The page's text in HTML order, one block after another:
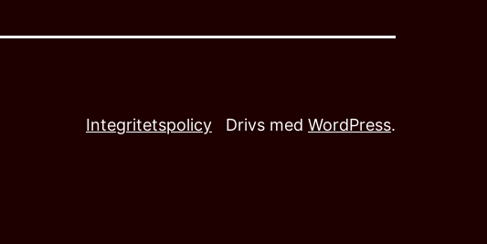
Integritetspolicy Drivs med WordPress.